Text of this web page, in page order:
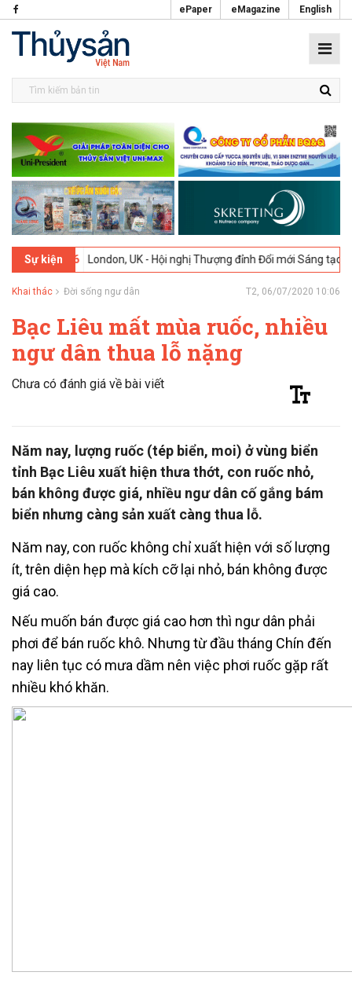
ePaper eMagazine English
Sự kiện
2026 London, UK - Hội nghị Thượng đỉnh Đổi mới Sáng tạo trong
Khai thác Đời sống ngư dân T2, 06/07/2020 10:06
Bạc Liêu mất mùa ruốc, nhiều
ngư dân thua lỗ nặng
Chưa có đánh giá về bài viết
Năm nay, lượng ruốc (tép biển, moi) ở vùng biển
tỉnh Bạc Liêu xuất hiện thưa thớt, con ruốc nhỏ,
bán không được giá, nhiều ngư dân cố gắng bám
biển nhưng càng sản xuất càng thua lỗ.
Năm nay, con ruốc không chỉ xuất hiện với số lượng
ít, trên diện hẹp mà kích cỡ lại nhỏ, bán không được
giá cao.
Nếu muốn bán được giá cao hơn thì ngư dân phải
phơi để bán ruốc khô. Nhưng từ đầu tháng Chín đến
nay liên tục có mưa dầm nên việc phơi ruốc gặp rất
nhiều khó khăn.